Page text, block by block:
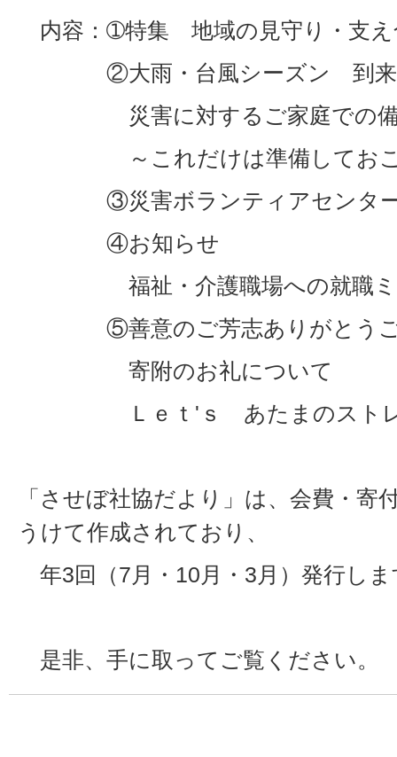
内容：➀特集 地域の見守り・支え
②大雨・台風シーズン 到来
災害に対するご家庭での
～これだけは準備しておこ
③災害ボランティアセンター
④お知らせ
福祉・介護職場への就職ミニ
⑤善意のご芳志ありがとうご
寄附のお礼について
Ｌｅｔ'ｓ あたまのストレ
「させぼ社協だより」は、会費・寄
うけて作成されており、
年3回（7月・10月・3月）発行しま
是非、手に取ってご覧ください。